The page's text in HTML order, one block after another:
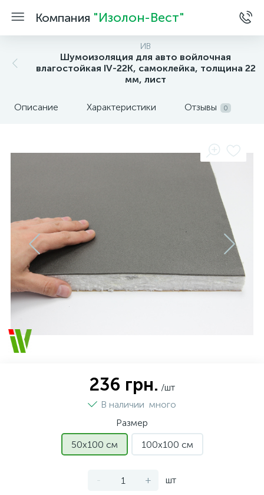
Компания "Изолон-Вест"
ИВ
Шумоизоляция для авто войлочная
влагостойкая IV-22K, самоклейка, толщина 22
мм, лист
Описание Характеристики Отзывы 0
236 грн. /шт
В наличии много
Размер
50х100 см
100х100 см
- + шт